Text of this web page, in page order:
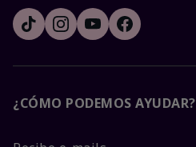
¿CÓMO PODEMOS AYUDAR?